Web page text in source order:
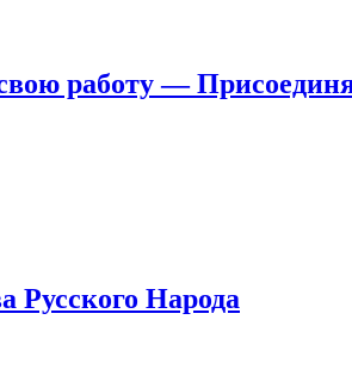
работу —
Народа